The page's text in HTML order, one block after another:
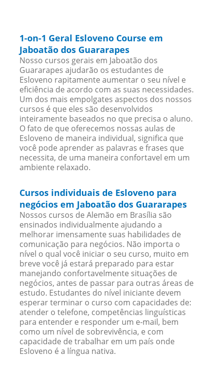
1-on-1 Geral Esloveno Course em
Jaboatão dos Guararapes
Nosso cursos gerais em Jaboatão dos
Guararapes ajudarão os estudantes de
Esloveno rapitamente aumentar o seu nível e
eficiência de acordo com as suas necessidades.
Um dos mais empolgates aspectos dos nossos
cursos é que eles são desenvolvidos
inteiramente baseados no que precisa o aluno.
O fato de que oferecemos nossas aulas de
Esloveno de maneira individual, significa que
você pode aprender as palavras e frases que
necessita, de uma maneira confortavel em um
ambiente relaxado.
Cursos individuais de Esloveno para
negócios em Jaboatão dos Guararapes
Nossos cursos de Alemão em Brasília são
ensinados individualmente ajudando a
melhorar imensamente suas habilidades de
comunicação para negócios. Não importa o
nível o qual você iniciar o seu curso, muito em
breve você já estará preparado para estar
manejando confortavelmente situações de
negócios, antes de passar para outras áreas de
estudo. Estudantes do nível iniciante devem
esperar terminar o curso com capacidades de:
atender o telefone, competências linguísticas
para entender e responder um e-mail, bem
como um nível de sobrevivência, e com
capacidade de trabalhar em um país onde
Esloveno é a língua nativa.